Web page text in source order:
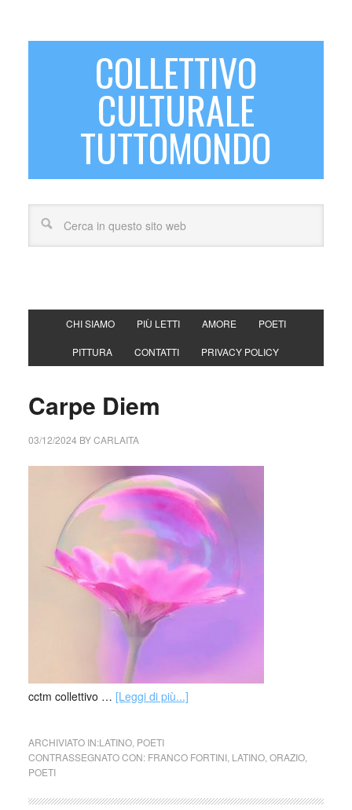
COLLETTIVO
CULTURALE
TUTTOMONDO
CHI SIAMO PIÙ LETTI AMORE POETI
PITTURA CONTATTI PRIVACY POLICY
Carpe Diem
03/12/2024 BYCARLAITA
cctm collettivo … [Leggi di più...]
ARCHIVIATO IN:LATINO, POETI
CONTRASSEGNATO CON: FRANCO FORTINI, LATINO, ORAZIO,
POETI